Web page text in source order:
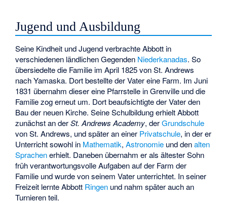
Jugend und Ausbildung
Seine Kindheit und Jugend verbrachte Abbott in
verschiedenen ländlichen Gegenden Niederkanadas. So
übersiedelte die Familie im April 1825 von St. Andrews
nachYamaska. Dort bestellte der Vater eine Farm. Im Juni
1831 übernahm dieser eine Pfarrstelle inGrenville und die
Familie zog erneut um. Dort beaufsichtigte der Vater den
Bau der neuen Kirche. Seine Schulbildung erhielt Abbott
zunächst an derSt. Andrews Academy, derGrundschule
von St. Andrews, und später an einer Privatschule, in der er
Unterricht sowohl in Mathematik,Astronomie und denalten
Sprachenerhielt. Daneben übernahm er als ältester Sohn
früh verantwortungsvolle Aufgaben auf der Farm der
Familie und wurde von seinem Vater unterrichtet. In seiner
Freizeit lernte Abbott Ringen und nahm später auch an
Turnieren teil.